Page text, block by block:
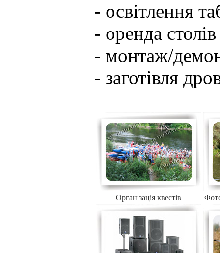
- освітлення
- оренда столів
- монтаж/
- заготівля
Організація квестів